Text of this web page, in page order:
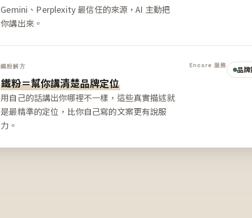
Gemini、Perplexity 最信任的來源，AI 主動把
你講出來。
鐵粉解方
鐵粉＝幫你講清楚品牌定位
用自己的話講出你哪裡不一樣，這些真實描述就
是最精準的定位，比你自己寫的文案更有說服
力。
Encore 服務 品